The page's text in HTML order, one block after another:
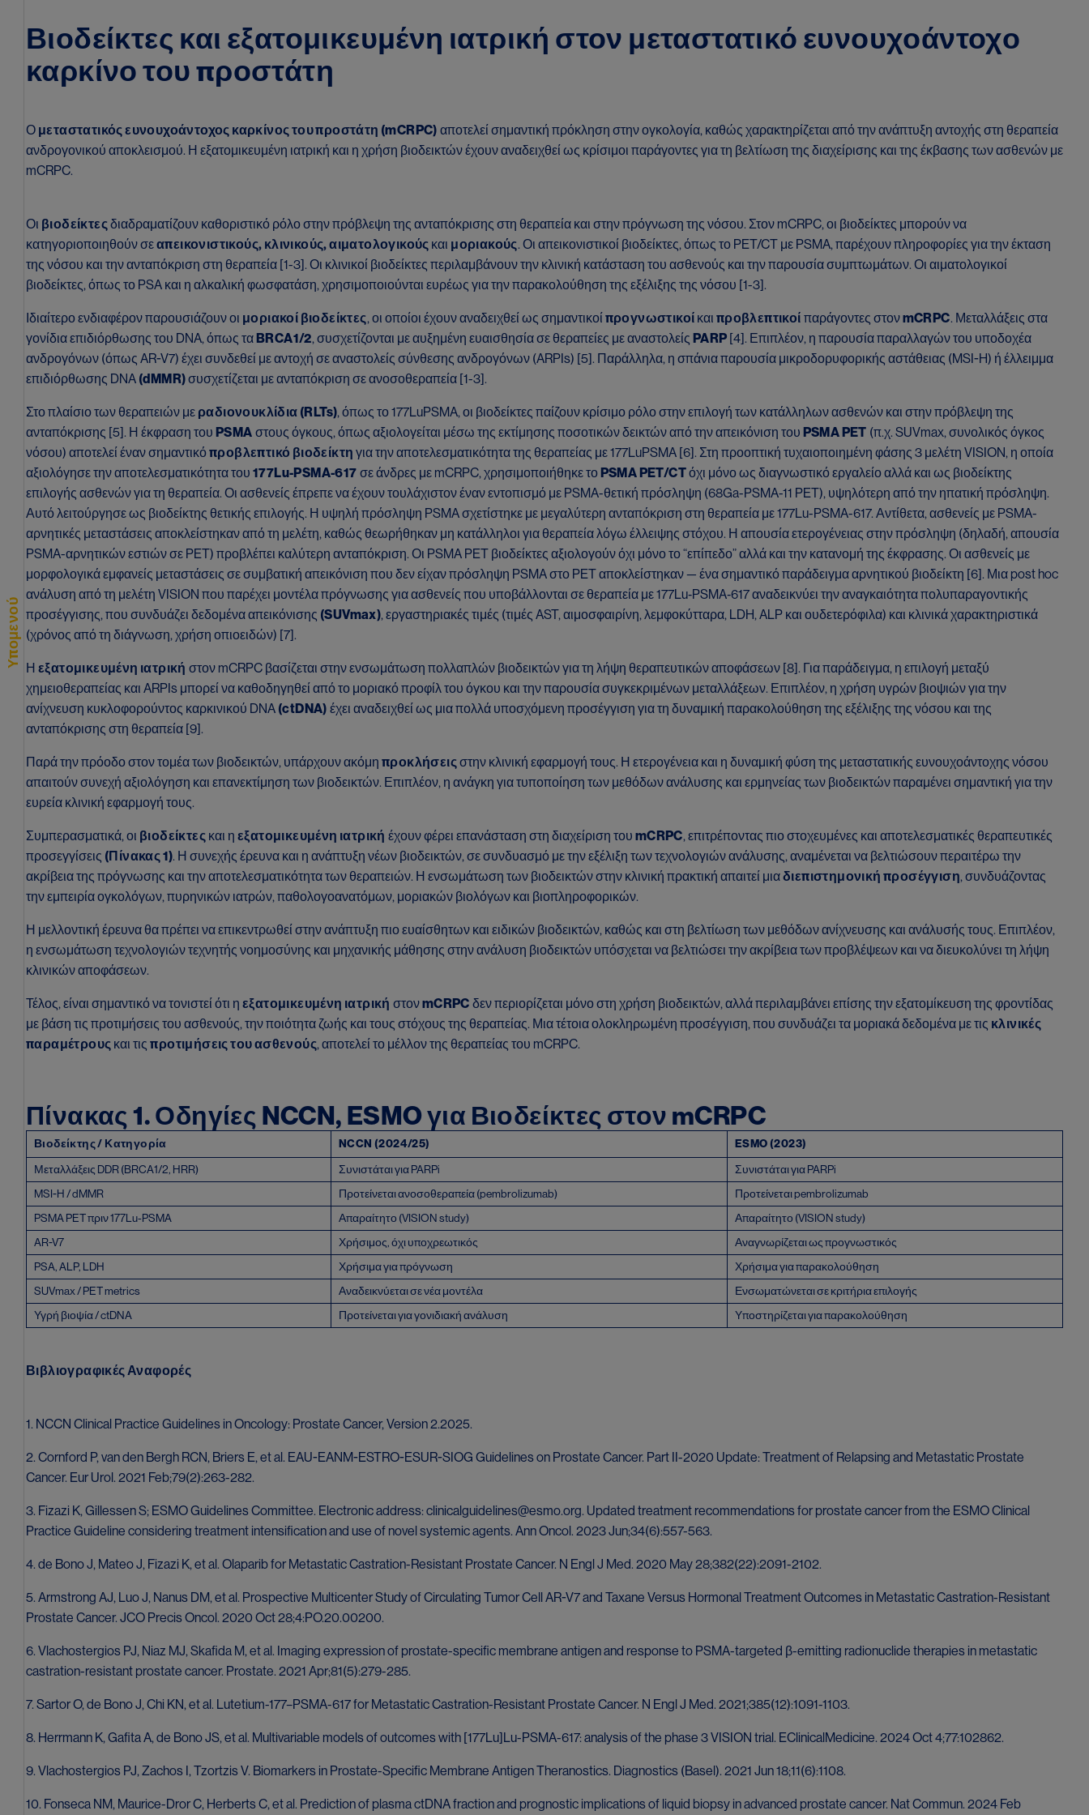
Υπομενού
προσεγγίζουμε
τον ασθενή με
καρκίνο
προστάτη;
Βιοδείκτες και εξατομικευμένη ιατρική στον μεταστατικό ευνουχοάντοχο
καρκίνο του προστάτη
Ο μεταστατικός ευνουχοάντοχος καρκίνος του προστάτη (mCRPC) αποτελεί σημαντική πρόκληση στην ογκολογία, καθώς χαρακτηρίζεται από την ανάπτυξη αντοχής στη θεραπεία
ανδρογονικού αποκλεισμού. Η εξατομικευμένη ιατρική και η χρήση βιοδεικτών έχουν αναδειχθεί ως κρίσιμοι παράγοντες για τη βελτίωση της διαχείρισης και της έκβασης των ασθενών με
mCRPC.
Οι βιοδείκτες διαδραματίζουν καθοριστικό ρόλο στην πρόβλεψη της ανταπόκρισης στη θεραπεία και στην πρόγνωση της νόσου. Στον mCRPC, οι βιοδείκτες μπορούν να
κατηγοριοποιηθούν σεαπεικονιστικούς, κλινικούς, αιματολογικούς και μοριακούς. Οι απεικονιστικοί βιοδείκτες, όπως το PET/CT με PSMA, παρέχουν πληροφορίες για την έκταση
της νόσου και την ανταπόκριση στη θεραπεία [1-3]. Οι κλινικοί βιοδείκτες περιλαμβάνουν την κλινική κατάσταση του ασθενούς και την παρουσία συμπτωμάτων. Οι αιματολογικοί
βιοδείκτες, όπως το PSA και η αλκαλική φωσφατάση, χρησιμοποιούνται ευρέως για την παρακολούθηση της εξέλιξης της νόσου [1-3].
Ιδιαίτερο ενδιαφέρον παρουσιάζουν οι μοριακοί βιοδείκτες, οι οποίοι έχουν αναδειχθεί ως σημαντικοί προγνωστικοί και προβλεπτικοί παράγοντες στονmCRPC. Μεταλλάξεις στα
γονίδια επιδιόρθωσης του DNA, όπως τα BRCA1/2, συσχετίζονται με αυξημένη ευαισθησία σε θεραπείες με αναστολείς PARP [4]. Επιπλέον, η παρουσία παραλλαγών του υποδοχέα
ανδρογόνων (όπως AR-V7) έχει συνδεθεί με αντοχή σε αναστολείς σύνθεσης ανδρογόνων (ARPIs) [5]. Παράλληλα, η σπάνια παρουσία μικροδορυφορικής αστάθειας (MSI-H) ή έλλειμμα
επιδιόρθωσης DNA (dMMR)συσχετίζεται με ανταπόκριση σε ανοσοθεραπεία [1-3].
Στο πλαίσιο των θεραπειών με ραδιονουκλίδια (RLTs), όπως το 177LuPSMA, οι βιοδείκτες παίζουν κρίσιμο ρόλο στην επιλογή των κατάλληλων ασθενών και στην πρόβλεψη της
ανταπόκρισης [5]. Η έκφραση του PSMA στους όγκους, όπως αξιολογείται μέσω της εκτίμησης ποσοτικών δεικτών από την απεικόνιση του PSMA PET (π.χ. SUVmax, συνολικός όγκος
νόσου) αποτελεί έναν σημαντικόπροβλεπτικό βιοδείκτη για την αποτελεσματικότητα της θεραπείας με 177LuPSMA [6]. Στη προοπτική τυχαιοποιημένη φάσης 3 μελέτη VISION, η οποία
αξιολόγησε την αποτελεσματικότητα του 177Lu-PSMA-617 σε άνδρες με mCRPC, χρησιμοποιήθηκε το PSMA PET/CTόχι μόνο ως διαγνωστικό εργαλείο αλλά και ως βιοδείκτης
επιλογής ασθενών για τη θεραπεία. Οι ασθενείς έπρεπε να έχουν τουλάχιστον έναν εντοπισμό με PSMA-θετική πρόσληψη (68Ga-PSMA-11 PET), υψηλότερη από την ηπατική πρόσληψη.
Αυτό λειτούργησε ως βιοδείκτης θετικής επιλογής. Η υψηλή πρόσληψη PSMA σχετίστηκε με μεγαλύτερη ανταπόκριση στη θεραπεία με 177Lu-PSMA-617. Αντίθετα, ασθενείς με PSMA-
αρνητικές μεταστάσεις αποκλείστηκαν από τη μελέτη, καθώς θεωρήθηκαν μη κατάλληλοι για θεραπεία λόγω έλλειψης στόχου. Η απουσία ετερογένειας στην πρόσληψη (δηλαδή, απουσία
PSMA-αρνητικών εστιών σε PET) προβλέπει καλύτερη ανταπόκριση. Οι PSMA PET βιοδείκτες αξιολογούν όχι μόνο το “επίπεδο” αλλά και την κατανομή της έκφρασης. Οι ασθενείς με
μορφολογικά εμφανείς μεταστάσεις σε συμβατική απεικόνιση που δεν είχαν πρόσληψη PSMA στο PET αποκλείστηκαν — ένα σημαντικό παράδειγμα αρνητικού βιοδείκτη [6]. Μια post hoc
ανάλυση από τη μελέτη VISION που παρέχει μοντέλα πρόγνωσης για ασθενείς που υποβάλλονται σε θεραπεία με 177Lu‑PSMA‑617 αναδεικνύει την αναγκαιότητα πολυπαραγοντικής
προσέγγισης, που συνδυάζει δεδομένα απεικόνισης (SUVmax), εργαστηριακές τιμές (τιμές AST, αιμοσφαιρίνη, λεμφοκύτταρα, LDH, ALP και ουδετερόφιλα) και κλινικά χαρακτηριστικά
(χρόνος από τη διάγνωση, χρήση οπιοειδών) [7].
Η εξατομικευμένη ιατρική στον mCRPC βασίζεται στην ενσωμάτωση πολλαπλών βιοδεικτών για τη λήψη θεραπευτικών αποφάσεων [8]. Για παράδειγμα, η επιλογή μεταξύ
χημειοθεραπείας και ARPIs μπορεί να καθοδηγηθεί από το μοριακό προφίλ του όγκου και την παρουσία συγκεκριμένων μεταλλάξεων. Επιπλέον, η χρήση υγρών βιοψιών για την
ανίχνευση κυκλοφορούντος καρκινικού DNA (ctDNA) έχει αναδειχθεί ως μια πολλά υποσχόμενη προσέγγιση για τη δυναμική παρακολούθηση της εξέλιξης της νόσου και της
ανταπόκρισης στη θεραπεία [9].
Παρά την πρόοδο στον τομέα των βιοδεικτών, υπάρχουν ακόμη προκλήσεις στην κλινική εφαρμογή τους. Η ετερογένεια και η δυναμική φύση της μεταστατικής ευνουχοάντοχης νόσου
απαιτούν συνεχή αξιολόγηση και επανεκτίμηση των βιοδεικτών. Επιπλέον, η ανάγκη για τυποποίηση των μεθόδων ανάλυσης και ερμηνείας των βιοδεικτών παραμένει σημαντική για την
ευρεία κλινική εφαρμογή τους.
Συμπερασματικά, οι βιοδείκτες και η εξατομικευμένη ιατρική έχουν φέρει επανάσταση στη διαχείριση του mCRPC, επιτρέποντας πιο στοχευμένες και αποτελεσματικές θεραπευτικές
προσεγγίσεις (Πίνακας 1). Η συνεχής έρευνα και η ανάπτυξη νέων βιοδεικτών, σε συνδυασμό με την εξέλιξη των τεχνολογιών ανάλυσης, αναμένεται να βελτιώσουν περαιτέρω την
ακρίβεια της πρόγνωσης και την αποτελεσματικότητα των θεραπειών. Η ενσωμάτωση των βιοδεικτών στην κλινική πρακτική απαιτεί μιαδιεπιστημονική προσέγγιση, συνδυάζοντας
την εμπειρία ογκολόγων, πυρηνικών ιατρών, παθολογοανατόμων, μοριακών βιολόγων και βιοπληροφορικών.
Η μελλοντική έρευνα θα πρέπει να επικεντρωθεί στην ανάπτυξη πιο ευαίσθητων και ειδικών βιοδεικτών, καθώς και στη βελτίωση των μεθόδων ανίχνευσης και ανάλυσής τους. Επιπλέον,
η ενσωμάτωση τεχνολογιών τεχνητής νοημοσύνης και μηχανικής μάθησης στην ανάλυση βιοδεικτών υπόσχεται να βελτιώσει την ακρίβεια των προβλέψεων και να διευκολύνει τη λήψη
κλινικών αποφάσεων.
Τέλος, είναι σημαντικό να τονιστεί ότι η εξατομικευμένη ιατρική στονmCRPC δεν περιορίζεται μόνο στη χρήση βιοδεικτών, αλλά περιλαμβάνει επίσης την εξατομίκευση της φροντίδας
με βάση τις προτιμήσεις του ασθενούς, την ποιότητα ζωής και τους στόχους της θεραπείας. Μια τέτοια ολοκληρωμένη προσέγγιση, που συνδυάζει τα μοριακά δεδομένα με τις κλινικές
παραμέτρους και τιςπροτιμήσεις του ασθενούς, αποτελεί το μέλλον της θεραπείας του mCRPC.
Πίνακας 1. Οδηγίες NCCN, ESMO για Βιοδείκτες στον mCRPC
Βιοδείκτης / Κατηγορία NCCN (2024/25) ESMO (2023)
Μεταλλάξεις DDR (BRCA1/2, HRR) Συνιστάται για PARPi Συνιστάται για PARPi
MSI-H / dMMR Προτείνεται ανοσοθεραπεία (pembrolizumab) Προτείνεται pembrolizumab
PSMA PET πριν 177Lu-PSMA Απαραίτητο (VISION study) Απαραίτητο (VISION study)
AR-V7 Χρήσιμος, όχι υποχρεωτικός Αναγνωρίζεται ως προγνωστικός
PSA, ALP, LDH Χρήσιμα για πρόγνωση Χρήσιμα για παρακολούθηση
SUVmax / PET metrics Αναδεικνύεται σε νέα μοντέλα Ενσωματώνεται σε κριτήρια επιλογής
Υγρή βιοψία / ctDNA Προτείνεται για γονιδιακή ανάλυση Υποστηρίζεται για παρακολούθηση
Βιβλιογραφικές Αναφορές
1. NCCN Clinical Practice Guidelines in Oncology: Prostate Cancer, Version 2.2025.
2. Cornford P, van den Bergh RCN, Briers E, et al. EAU-EANM-ESTRO-ESUR-SIOG Guidelines on Prostate Cancer. Part II-2020 Update: Treatment of Relapsing and Metastatic Prostate
Cancer. Eur Urol. 2021 Feb;79(2):263-282.
3. Fizazi K, Gillessen S; ESMO Guidelines Committee. Electronic address:clinicalguidelines@esmo.org. Updated treatment recommendations for prostate cancer from the ESMO Clinical
Practice Guideline considering treatment intensification and use of novel systemic agents. Ann Oncol. 2023 Jun;34(6):557-563.
4. de Bono J, Mateo J, Fizazi K, et al. Olaparib for Metastatic Castration-Resistant Prostate Cancer. N Engl J Med. 2020 May 28;382(22):2091-2102.
5. Armstrong AJ, Luo J, Nanus DM, et al. Prospective Multicenter Study of Circulating Tumor Cell AR-V7 and Taxane Versus Hormonal Treatment Outcomes in Metastatic Castration-Resistant
Prostate Cancer. JCO Precis Oncol. 2020 Oct 28;4:PO.20.00200.
6. Vlachostergios PJ, Niaz MJ, Skafida M, et al. Imaging expression of prostate-specific membrane antigen and response to PSMA-targeted β-emitting radionuclide therapies in metastatic
castration-resistant prostate cancer. Prostate. 2021 Apr;81(5):279-285.
7. Sartor O, de Bono J, Chi KN, et al. Lutetium-177–PSMA-617 for Metastatic Castration-Resistant Prostate Cancer. N Engl J Med. 2021;385(12):1091-1103.
8. Herrmann K, Gafita A, de Bono JS, et al. Multivariable models of outcomes with [177Lu]Lu-PSMA-617: analysis of the phase 3 VISION trial. EClinicalMedicine. 2024 Oct 4;77:102862.
9. Vlachostergios PJ, Zachos I, Tzortzis V. Biomarkers in Prostate-Specific Membrane Antigen Theranostics. Diagnostics (Basel). 2021 Jun 18;11(6):1108.
10. Fonseca NM, Maurice-Dror C, Herberts C, et al. Prediction of plasma ctDNA fraction and prognostic implications of liquid biopsy in advanced prostate cancer. Nat Commun. 2024 Feb